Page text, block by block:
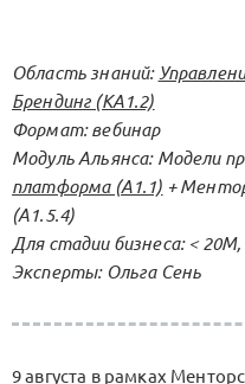
Область знаний:
Брендинг (КА1.2)
Формат: вебинар
Модуль Альянса: Модели
платформа (А1.1) +
(А1.5.4)
Для стадии бизнеса: <
Эксперты: Ольга Сень
9 августа в рамках